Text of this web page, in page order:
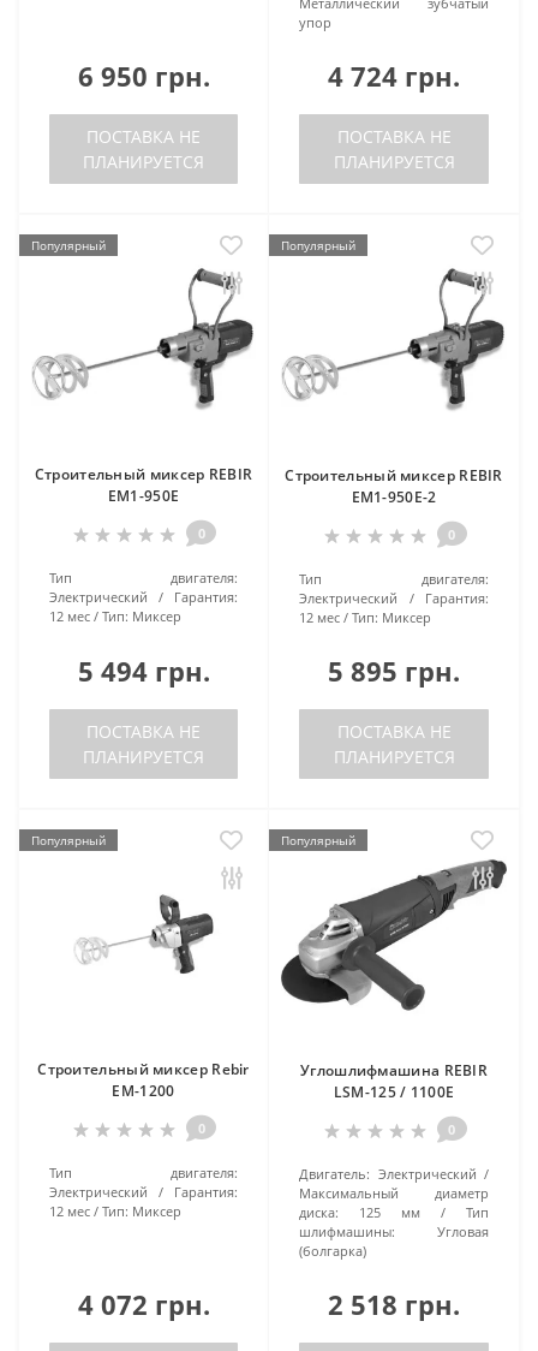
6 950 грн.
ПОСТАВКА НЕ
ПЛАНИРУЕТСЯ
упор
4 724 грн.
ПОСТАВКА НЕ
ПЛАНИРУЕТСЯ
Популярный
Строительный миксер REBIR
EM1-950E
0
Тип двигателя:
Электрический
Гарантия:
12 мес
Тип: Миксер
5 494 грн.
ПОСТАВКА НЕ
ПЛАНИРУЕТСЯ
Популярный
Строительный миксер REBIR
EM1-950E-2
0
Тип двигателя:
Электрический
Гарантия:
12 мес
Тип: Миксер
5 895 грн.
ПОСТАВКА НЕ
ПЛАНИРУЕТСЯ
Популярный
Строительный миксер Rebir
EМ-1200
0
Тип двигателя:
Электрический
Гарантия:
12 мес
Тип: Миксер
4 072 грн.
Популярный
Углошлифмашина REBIR
LSM-125 / 1100E
0
Двигатель: Электрический
Максимальный диаметр
диска:
125 мм
Тип
шлифмашины:
Угловая
(болгарка)
2 518 грн.